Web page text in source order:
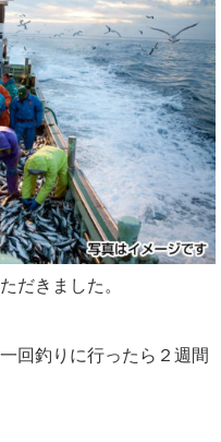
だきました。
回釣りに行ったら２週間